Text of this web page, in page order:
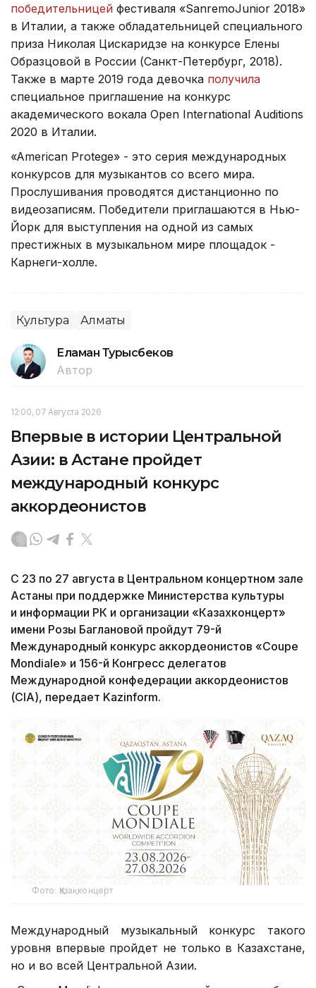
победительницей фестиваля «SanremoJunior 2018»
в Италии, а также обладательницей специального
приза Николая Цискаридзе на конкурсе Елены
Образцовой в России (Санкт-Петербург, 2018).
Также в марте 2019 года девочка получила
специальное приглашение на конкурс
академического вокала Open International Auditions
2020 в Италии.
«American Protege» - это серия международных
конкурсов для музыкантов со всего мира.
Прослушивания проводятся дистанционно по
видеозаписям. Победители приглашаются в Нью-
Йорк для выступления на одной из самых
престижных в музыкальном мире площадок -
Карнеги-холле.
Культура Алматы
Еламан Турысбеков
Автор
12:00, 07 Августа 2026
Впервые в истории Центральной
Азии: в Астане пройдет
международный конкурс
аккордеонистов
С 23 по 27 августа в Центральном концертном зале
Астаны при поддержке Министерства культуры
и информации РК и организации «Казахконцерт»
имени Розы Баглановой пройдут 79-й
Международный конкурс аккордеонистов «Coupe
Mondiale» и 156-й Конгресс делегатов
Международной конфедерации аккордеонистов
(CIA), передает Kazinform.
Фото: Қазақконцерт
Международный музыкальный конкурс такого
уровня впервые пройдет не только в Казахстане,
но и во всей Центральной Азии.